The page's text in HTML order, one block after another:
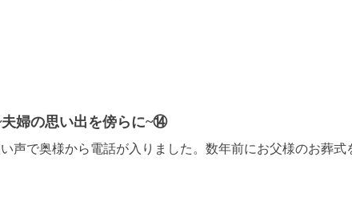
婦の思い出を傍らに~⑭
声で奥様から電話が入りました。数年前にお父様のお葬